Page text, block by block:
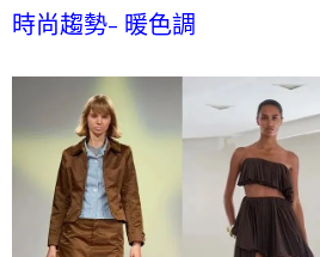
時尚趨勢- 暖色調